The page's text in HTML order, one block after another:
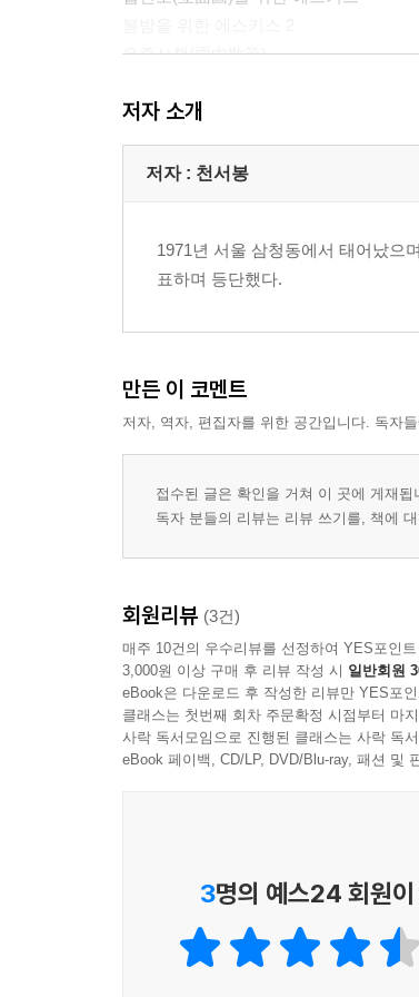
우중산책(雨中散策)
불심검문(不審檢問)
폭설
청동 기마상
2부 너무 많은 하늘이 스쳐 지나갔다
그리운 습격
사랑에 관한 짧은 몸살
문고판 하이틴 로맨스?주원에게
액자 소설
이중섭
한아름
변신, 1998년
독일공작연맹?동기들에게
행성 관측
서봉씨의 가방
김장하는 법
갈라파고스, 서울
저자 소개
저자 : 천서봉
1971년 서울 삼청동에서 태어났으
표하며 등단했다.
만든 이 코멘트
저자, 역자, 편집자를 위한 공간입니다. 독자
접수된 글은 확인을 거쳐 이 곳에 게재됩
독자 분들의 리뷰는 리뷰 쓰기를, 책에
회원리뷰 (3건)
매주 10건의 우수리뷰를 선정하여 YES포인
3,000원 이상 구매 후 리뷰 작성 시 일반회원
eBook은 다운로드 후 작성한 리뷰만 YES포
클래스는 첫번째 회차 주문확정 시점부터 마
사락 독서모임으로 진행된 클래스는 사락 독
eBook 페이백, CD/LP, DVD/Blu-ray, 패션 및
3명의 예스24 회원